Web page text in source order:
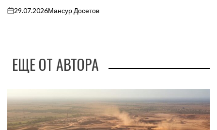
on
29.07.2026Мансур Досетов
ЕЩЕ ОТ АВТОРА